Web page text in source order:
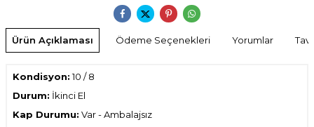
Ürün Açıklaması Ödeme Seçenekleri Yorumlar
Kondisyon:10 / 8
Durum: İkinci El
Kap Durumu: Var- Ambalajsız